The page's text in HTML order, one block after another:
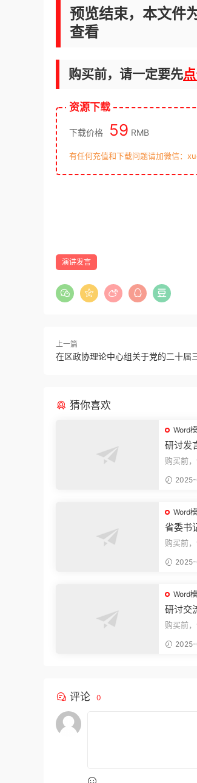
预览结束，本文件
查看
购买前，请一定要先
资源下载
下载价格 59 RMB
有任何充值和下载问题请加微信：
演讲发言
上一篇
在区政协理论中心组关于党的二十届
猜你喜欢
Word
研讨发
建设“
购买前
束，本
Word
省委书
的讲话
购买前
束，本
Word
研讨交
法实施
购买前
束，本
评论 0